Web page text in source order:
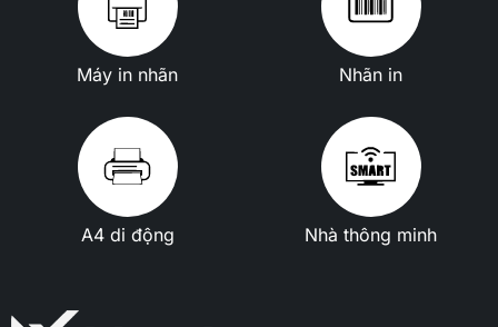
Máy in nhãn Nhãn in
A4 di động Nhà thông minh